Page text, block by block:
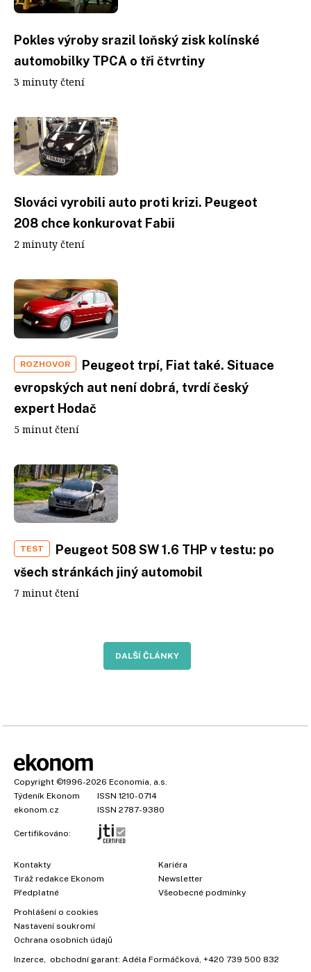
Pokles výroby srazil loňský zisk kolínské
automobilky TPCA o tři čtvrtiny
3 minuty čtení
Slováci vyrobili auto proti krizi. Peugeot
208 chce konkurovat Fabii
2 minuty čtení
ROZHOVOR
Peugeot trpí, Fiat také. Situace
evropských aut není dobrá, tvrdí český
expert Hodač
5 minut čtení
TEST
Peugeot 508 SW 1.6 THP v testu: po
všech stránkách jiný automobil
7 minut čtení
DALŠÍ ČLÁNKY
Copyright ©1996-2026 Economia, a.s.
Týdeník Ekonom
ISSN 1210-0714
ekonom.cz
ISSN 2787-9380
Certifikováno:
Kontakty
Tiráž redakce Ekonom
Předplatné
Kariéra
Newsletter
Všeobecné podmínky
Prohlášení o cookies
Nastavení soukromí
Ochrana osobních údajů
Inzerce, obchodní garant: Adéla Formáčková, +420 739 500 832